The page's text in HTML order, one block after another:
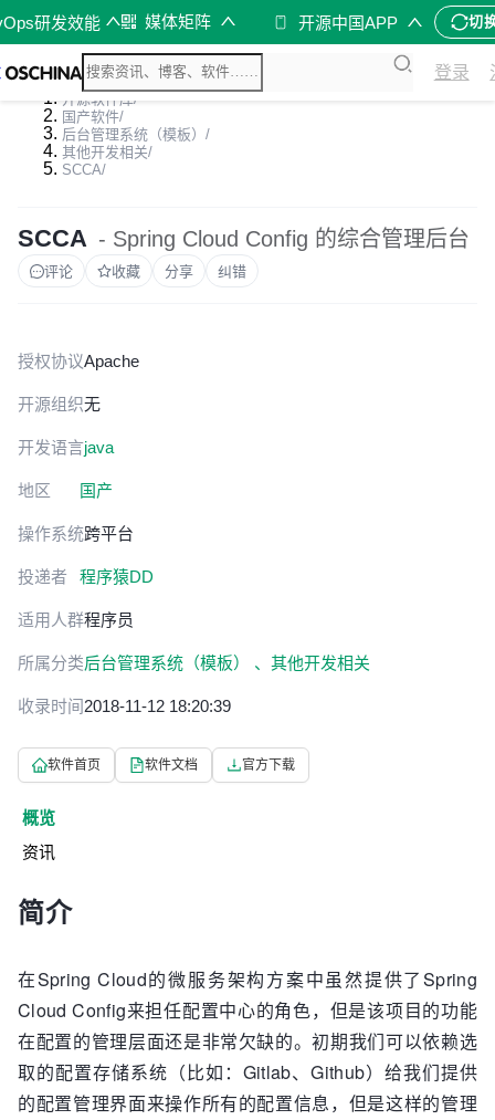
研发效能 媒体矩阵 开源中国APP 切
登录
开源软件库/
国产软件/
后台管理系统（模板） /
其他开发相关/
SCCA/
SCCA - Spring Cloud Config 的综合管理后台
评论 收藏 分享 纠错
授权协议Apache
开源组织无
开发语言java
地区 国产
操作系统跨平台
投递者 程序猿DD
适用人群程序员
所属分类后台管理系统（模板） 、 其他开发相关
收录时间2018-11-12 18:20:39
软件首页 软件文档 官方下载
概览
资讯
简介
在Spring Cloud的微服务架构方案中虽然提供了Spring
Cloud Config来担任配置中心的角色，但是该项目的功能
在配置的管理层面还是非常欠缺的。初期我们可以依赖选
取的配置存储系统（比如：Gitlab、Github）给我们提供
的配置管理界面来操作所有的配置信息，但是这样的管理